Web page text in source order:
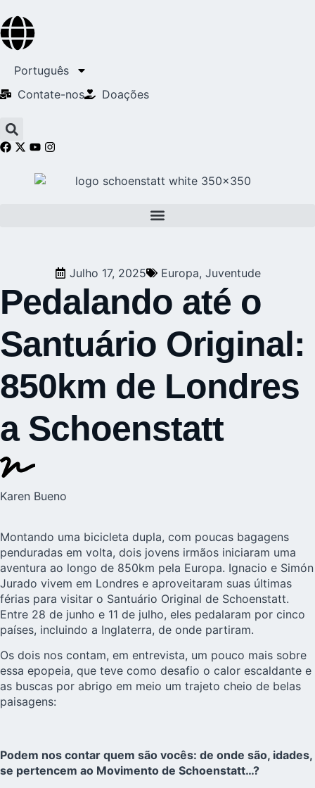
Português
Contate-nos
Doações
Julho 17, 2025 Europa, Juventude
Pedalando até o
Santuário Original:
850km de Londres
a Schoenstatt
Karen Bueno
Montando uma bicicleta dupla, com poucas bagagens
penduradas em volta, dois jovens irmãos iniciaram uma
aventura ao longo de 850km pela Europa. Ignacio e Simón
Jurado vivem em Londres e aproveitaram suas últimas
férias para visitar o Santuário Original de Schoenstatt.
Entre 28 de junho e 11 de julho, eles pedalaram por cinco
países, incluindo a Inglaterra, de onde partiram.
Os dois nos contam, em entrevista, um pouco mais sobre
essa epopeia, que teve como desafio o calor escaldante e
as buscas por abrigo em meio um trajeto cheio de belas
paisagens:
Podem nos contar quem são vocês: de onde são, idades,
se pertencem ao Movimento de Schoenstatt…?